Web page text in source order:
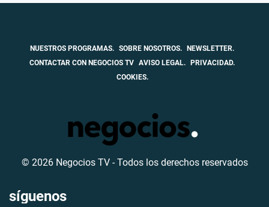
NUESTROS PROGRAMAS. SOBRE NOSOTROS.
NEWSLETTER.
CONTACTAR CON NEGOCIOS TV AVISO LEGAL.
PRIVACIDAD.
COOKIES.
© 2026 Negocios TV - Todos los derechos reservados
síguenos